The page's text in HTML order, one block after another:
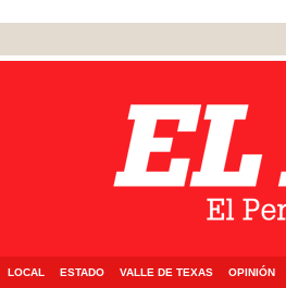
LOCAL ESTADO VALLE DE TEXAS OPINIÓN